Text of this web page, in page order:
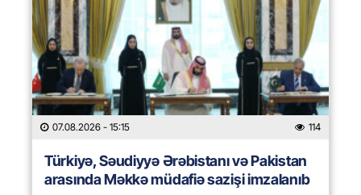
07.08.2026 - 15:15 114
Türkiyə, Səudiyyə Ərəbistanı və Pakistan
arasında Məkkə müdafiə sazişi imzalanıb